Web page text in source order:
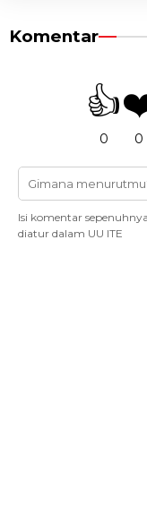
Komentar
👍
0 0
Isi komentar
diatur dalam UU ITE